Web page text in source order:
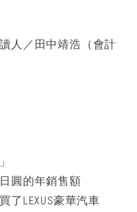
人／田中靖浩（會計
圓的年銷售額
了LEXUS豪華汽車